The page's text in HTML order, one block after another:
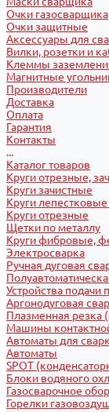
Очки газосварщика
Очки защитные
Аксессуары для
Вилки, розетки и
Клеммы
Магнитные
Производители
Доставка
Оплата
Гарантия
Контакты
...
Каталог товаров
Круги отрезные,
Круги зачистные
Круги
Круги отрезные
Щетки по металлу
Круги фибровые,
Электросварка
Ручная дуговая
Устройства подачи
Аргонодуговая
Плазменная резка
Машины
Автоматы для
Автоматы
SPOT
Блоки водяного
Газосварочное
Горелки